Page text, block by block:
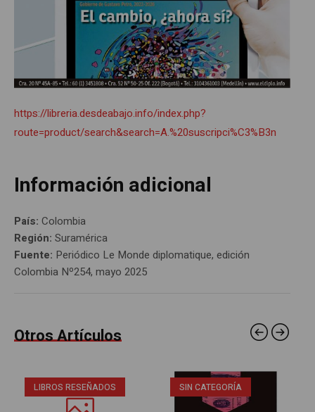
https://libreria.desdeabajo.info/index.php?
route=product/search&search=A.%20suscripci%C3%B3n
Información adicional
País: Colombia
Región: Suramérica
Fuente: Periódico Le Monde diplomatique, edición
Colombia Nº254, mayo 2025
Otros Artículos
LIBROS RESEÑADOS SIN CATEGORÍA